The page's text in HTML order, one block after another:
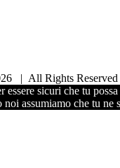
| All Rights Reserved
sicuri che tu
noi assumiamo che tu ne